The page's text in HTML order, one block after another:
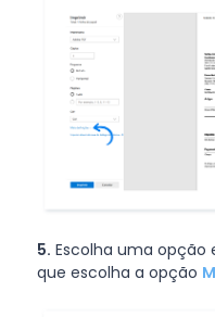
5. Escolha uma opção
que escolha a opção